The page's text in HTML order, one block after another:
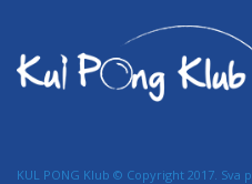
KUL PONG Klub © Copyright 2017. Sva